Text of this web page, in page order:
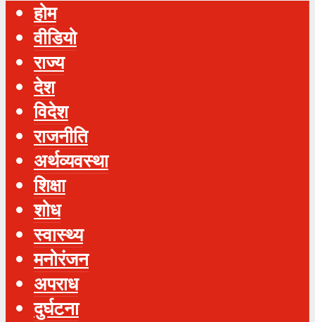
होम
वीडियो
राज्य
देश
विदेश
राजनीति
अर्थव्यवस्था
शिक्षा
शोध
स्‍वास्‍थ्‍य
मनोरंजन
अपराध
दुर्घटना